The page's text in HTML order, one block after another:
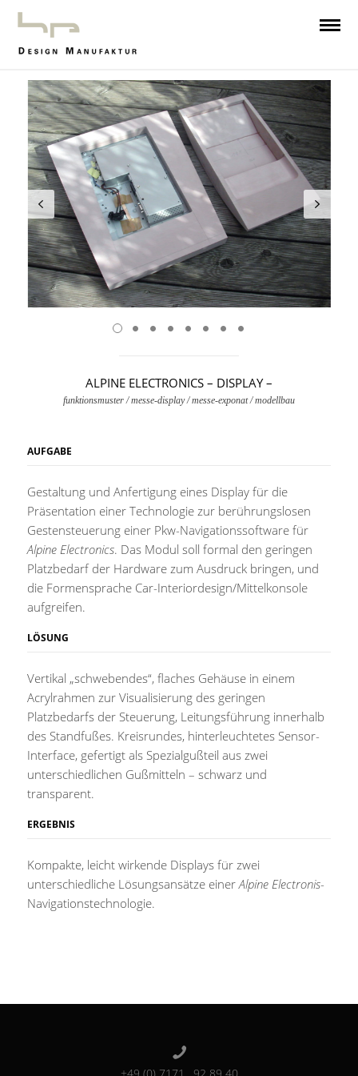
ALPINE ELECTRONICS – DISPLAY –
funktionsmuster / messe-display / messe-exponat / modellbau
AUFGABE
Gestaltung und Anfertigung eines Display für die
Präsentation einer Technologie zur berührungslosen
Gestensteuerung einer Pkw-Navigationssoftware für
Alpine Electronics. Das Modul soll formal den geringen
Platzbedarf der Hardware zum Ausdruck bringen, und
die Formensprache Car-Interiordesign/Mittelkonsole
aufgreifen.
LÖSUNG
Vertikal „schwebendes“, flaches Gehäuse in einem
Acrylrahmen zur Visualisierung des geringen
Platzbedarfs der Steuerung, Leitungsführung innerhalb
des Standfußes. Kreisrundes, hinterleuchtetes Sensor-
Interface, gefertigt als Spezialgußteil aus zwei
unterschiedlichen Gußmitteln – schwarz und
transparent.
ERGEBNIS
Kompakte, leicht wirkende Displays für zwei
unterschiedliche Lösungsansätze einerAlpine Electronis-
Navigationstechnologie.